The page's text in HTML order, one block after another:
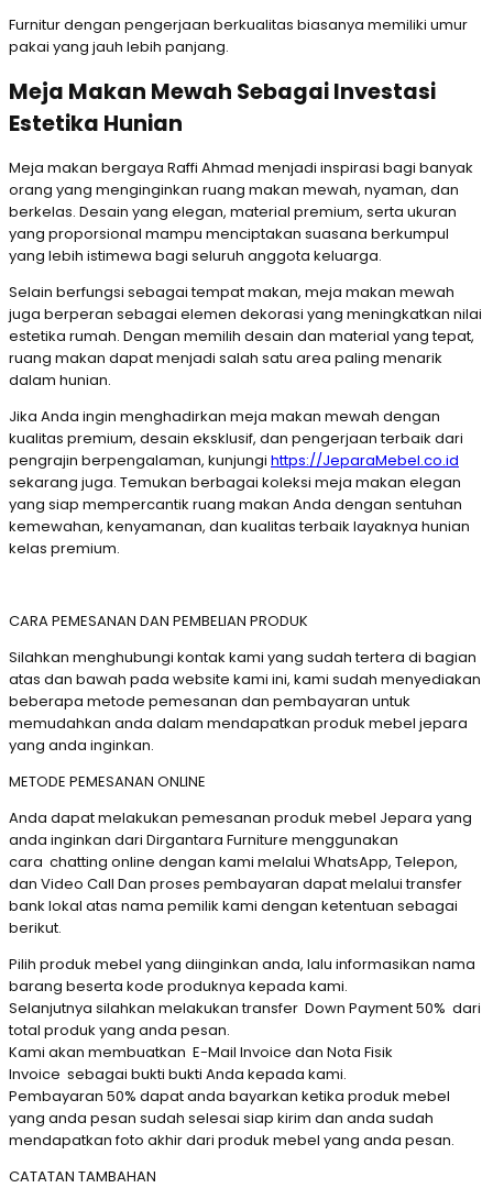
Furnitur dengan pengerjaan berkualitas biasanya memiliki umur
pakai yang jauh lebih panjang.
Meja Makan Mewah Sebagai Investasi
Estetika Hunian
Meja makan bergaya Raffi Ahmad menjadi inspirasi bagi banyak
orang yang menginginkan ruang makan mewah, nyaman, dan
berkelas. Desain yang elegan, material premium, serta ukuran
yang proporsional mampu menciptakan suasana berkumpul
yang lebih istimewa bagi seluruh anggota keluarga.
Selain berfungsi sebagai tempat makan, meja makan mewah
juga berperan sebagai elemen dekorasi yang meningkatkan nilai
estetika rumah. Dengan memilih desain dan material yang tepat,
ruang makan dapat menjadi salah satu area paling menarik
dalam hunian.
Jika Anda ingin menghadirkan meja makan mewah dengan
kualitas premium, desain eksklusif, dan pengerjaan terbaik dari
pengrajin berpengalaman, kunjungi https://JeparaMebel.co.id
sekarang juga. Temukan berbagai koleksi meja makan elegan
yang siap mempercantik ruang makan Anda dengan sentuhan
kemewahan, kenyamanan, dan kualitas terbaik layaknya hunian
kelas premium.
CARA PEMESANAN DAN PEMBELIAN PRODUK
Silahkan menghubungi kontak kami yang sudah tertera di bagian
atas dan bawah pada website kami ini, kami sudah menyediakan
beberapa metode pemesanan dan pembayaran untuk
memudahkan anda dalam mendapatkan produk mebel jepara
yang anda inginkan.
METODE PEMESANAN ONLINE
Anda dapat melakukan pemesanan produk mebel Jepara yang
anda inginkan dari Dirgantara Furniture menggunakan
cara chatting online dengan kami melalui WhatsApp, Telepon,
dan Video Call Dan proses pembayaran dapat melalui transfer
bank lokal atas nama pemilik kami dengan ketentuan sebagai
berikut.
Pilih produk mebel yang diinginkan anda, lalu informasikan nama
barang beserta kode produknya kepada kami.
Selanjutnya silahkan melakukan transfer Down Payment 50% dari
total produk yang anda pesan.
Kami akan membuatkan E-Mail Invoice dan Nota Fisik
Invoice sebagai bukti bukti Anda kepada kami.
Pembayaran 50% dapat anda bayarkan ketika produk mebel
yang anda pesan sudah selesai siap kirim dan anda sudah
mendapatkan foto akhir dari produk mebel yang anda pesan.
CATATAN TAMBAHAN